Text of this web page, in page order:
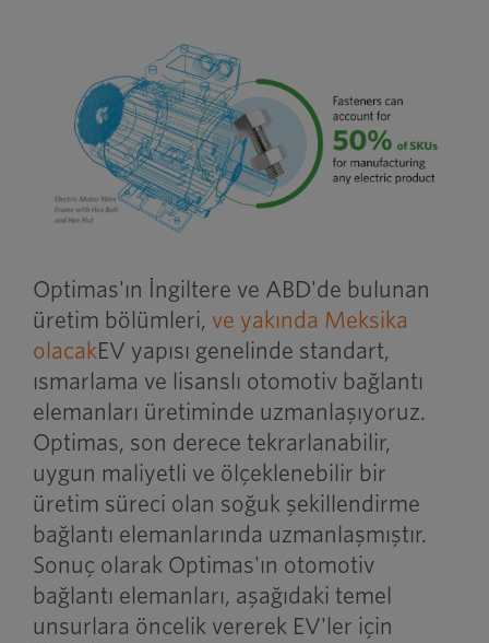
Optimas'ın İngiltere ve ABD'de bulunan
üretim bölümleri, ve yakında Meksika
olacakEV yapısı genelinde standart,
ısmarlama ve lisanslı otomotiv bağlantı
elemanları üretiminde uzmanlaşıyoruz.
Optimas, son derece tekrarlanabilir,
uygun maliyetli ve ölçeklenebilir bir
üretim süreci olan soğuk şekillendirme
bağlantı elemanlarında uzmanlaşmıştır.
Sonuç olarak Optimas'ın otomotiv
bağlantı elemanları, aşağıdaki temel
unsurlara öncelik vererek EV'ler için